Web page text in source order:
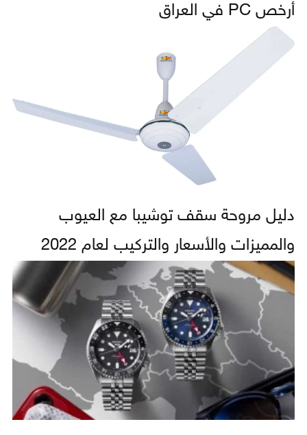
أرخص PC في العراق
دليل مروحة سقف توشيبا مع العيوب
والمميزات والأسعار والتركيب لعام 2022